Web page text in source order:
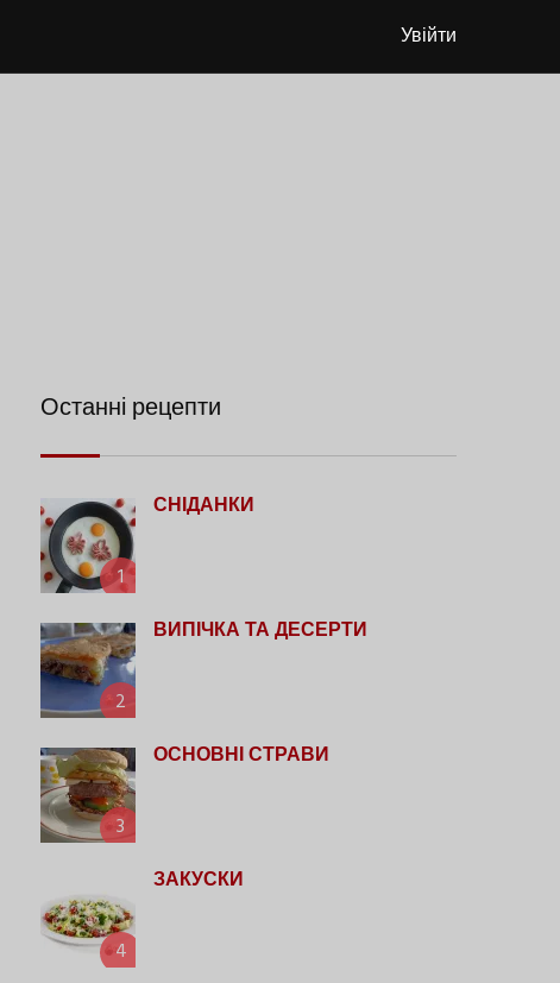
Увійти
Останні рецепти
1
СНІДАНКИ
2
ВИПІЧКА ТА ДЕСЕРТИ
3
ОСНОВНІ СТРАВИ
4
ЗАКУСКИ